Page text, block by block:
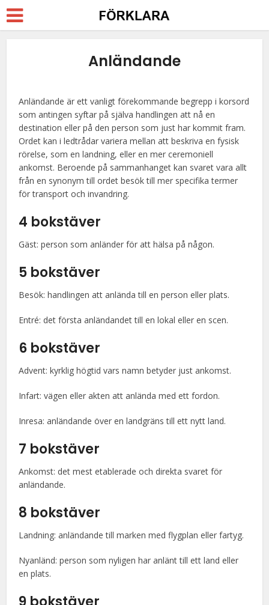
Anländande
Anländande är ett vanligt förekommande begrepp i korsord
som antingen syftar på själva handlingen att nå en
destination eller på den person som just har kommit fram.
Ordet kan i ledtrådar variera mellan att beskriva en fysisk
rörelse, som en landning, eller en mer ceremoniell
ankomst. Beroende på sammanhanget kan svaret vara allt
från en synonym till ordet besök till mer specifika termer
för transport och invandring.
4 bokstäver
Gäst: person som anländer för att hälsa på någon.
5 bokstäver
Besök: handlingen att anlända till en person eller plats.
Entré: det första anländandet till en lokal eller en scen.
6 bokstäver
Advent: kyrklig högtid vars namn betyder just ankomst.
Infart: vägen eller akten att anlända med ett fordon.
Inresa: anländande över en landgräns till ett nytt land.
7 bokstäver
Ankomst: det mest etablerade och direkta svaret för
anländande.
8 bokstäver
Landning: anländande till marken med flygplan eller fartyg.
Nyanländ: person som nyligen har anlänt till ett land eller
en plats.